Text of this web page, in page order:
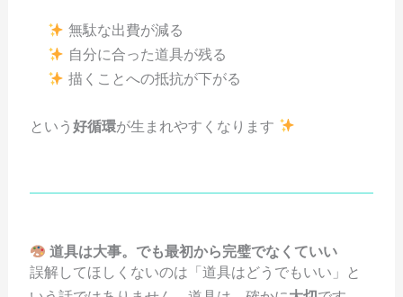
無駄な出費が減る
自分に合った道具が残る
描くことへの抵抗が下がる
という 好循環が生まれやすくなります
道具は大事。でも最初から完璧でなくていい
誤解してほしくないのは「道具はどうでもいい」と